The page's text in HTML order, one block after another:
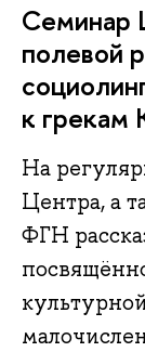
Семинар
полевой
к грекам
На
Центра, а
ФГН